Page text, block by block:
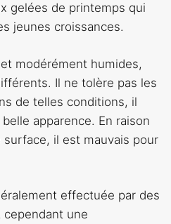
gelées de printemps qui
jeunes croissances.
modérément humides,
Il ne tolère pas les
de telles conditions, il
apparence. En raison
il est mauvais pour
effectuée par des
une